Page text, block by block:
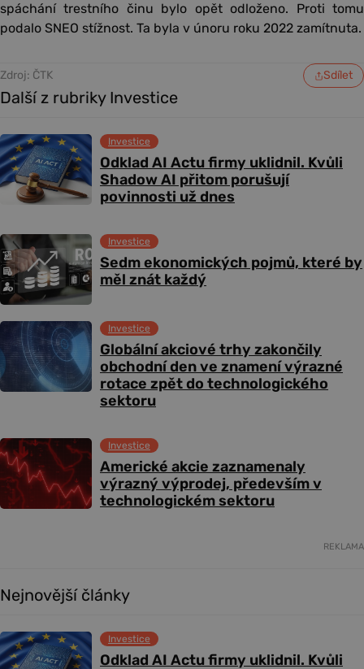
spáchání trestního činu bylo opět odloženo. Proti tomu
podalo SNEO stížnost. Ta byla v únoru roku 2022 zamítnuta.
Zdroj: ČTK Sdílet
Další z rubriky Investice
Odklad AI Actu firmy uklidnil. Kvůli
Shadow AI přitom porušují
povinnosti už dnes
Investice
Sedm ekonomických pojmů, které by
měl znát každý
Investice
Globální akciové trhy zakončily
obchodní den ve znamení výrazné
rotace zpět do technologického
sektoru
Investice
Americké akcie zaznamenaly
výrazný výprodej, především v
technologickém sektoru
Investice
REKLAMA
Nejnovější články
Odklad AI Actu firmy uklidnil. Kvůli
Investice